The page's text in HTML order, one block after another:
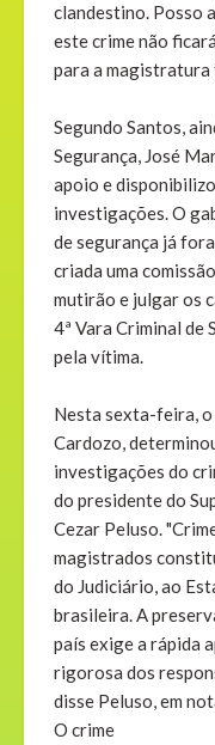
clandestino. Posso
este crime não
para a magistratura
Segundo Santos,
Segurança, José
apoio e
investigações. O
de segurança já
criada uma
mutirão e julgar os
4ª Vara Criminal de
pela vítima.
Nesta sexta-feira, o
Cardozo,
investigações do
do presidente do
Cezar Peluso.
magistrados
do Judiciário, ao
brasileira. A
país exige a rápida
rigorosa dos
disse Peluso, em
O crime